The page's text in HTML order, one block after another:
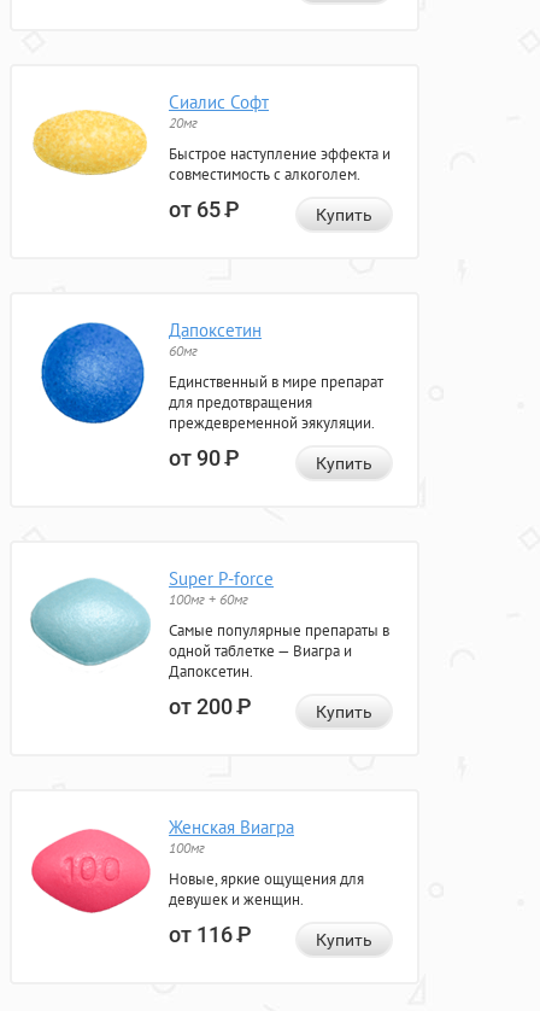
Сиалис Софт
20мг
Быстрое наступление эффекта и
совместимость с алкоголем.
от 65Р Купить
Дапоксетин
60мг
Единственный в мире препарат
для предотвращения
преждевременной эякуляции.
от 90Р Купить
Super P-force
100мг + 60мг
Самые популярные препараты в
одной таблетке — Виагра и
Дапоксетин.
от 200Р Купить
Женская Виагра
100мг
Новые, яркие ощущения для
девушек и женщин.
от 116Р Купить